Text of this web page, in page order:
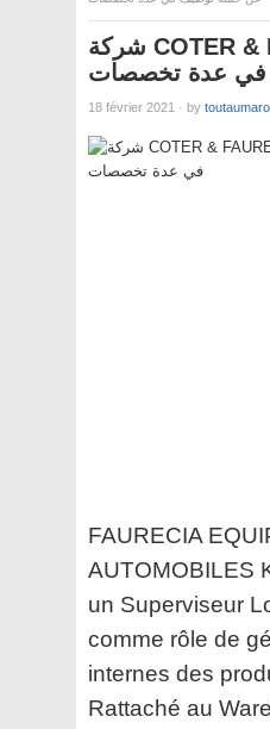
شركة COTER & FAURECIA تعلن
في عدة تخصصات
18 février 2021 · by
FAURECIA
AUTOMOBILES
un Superviseur
comme rôle de
internes des
Rattaché au